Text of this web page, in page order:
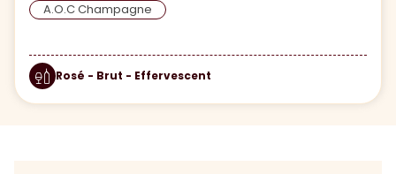
A.O.C Champagne
Rosé - Brut - Effervescent